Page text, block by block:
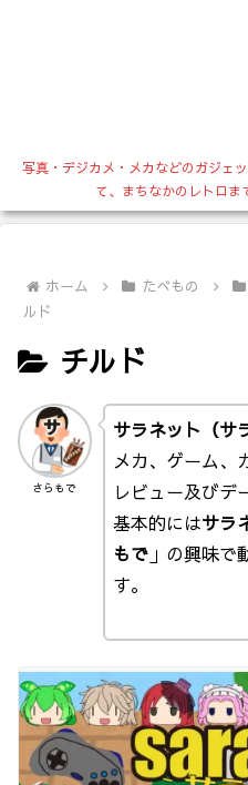
写真・デジカメ・メカなどのガジェ
て、まちなかのレトロ
ホーム たべもの
ルド
チルド
さらもで
サラネット（サ
メカ、ゲーム、
レビュー及びデ
基本的にはサラ
もで」の興味で
す。